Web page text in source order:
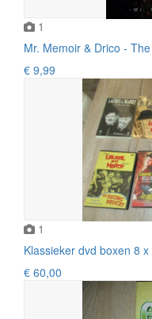
1
Mr. Memoir & Drico -
€ 9,99
1
Klassieker dvd boxen 8
€ 60,00